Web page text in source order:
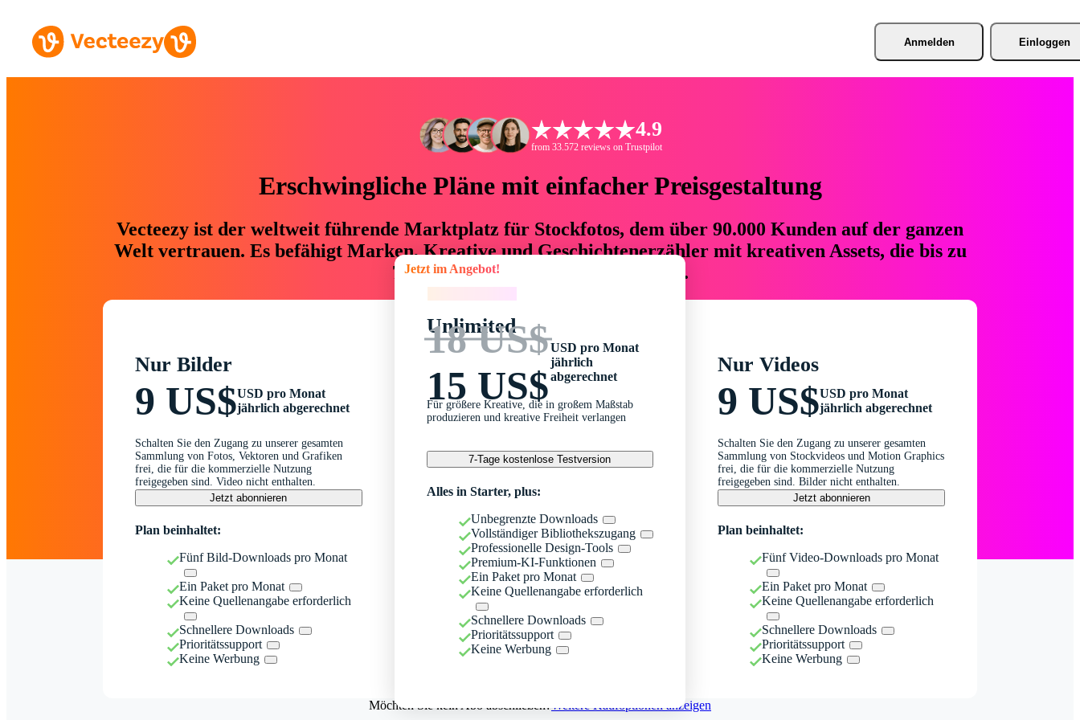
Anmelden Einloggen
4.9
from 33.572 reviews on Trustpilot
Erschwingliche Pläne mit einfacher Preisgestaltung
Vecteezy ist der weltweit führende Marktplatz für Stockfotos, dem über 90.000 Kunden auf der ganzen
Welt vertrauen. Es befähigt Marken, Kreative und Geschichtenerzähler mit kreativen Assets, die bis zu
76 % an Zeit und Budget einsparen.
Nur Bilder
9 US$USD pro Monat
jährlich abgerechnet
Schalten Sie den Zugang zu unserer gesamten
Sammlung von Fotos, Vektoren und Grafiken
frei, die für die kommerzielle Nutzung
freigegeben sind. Video nicht enthalten.
Jetzt abonnieren
Plan beinhaltet:
Fünf Bild-Downloads pro Monat
Ein Paket pro Monat
Keine Quellenangabe erforderlich
Schnellere Downloads
Prioritätssupport
Keine Werbung
Jetzt im Angebot!
Unlimited
18 US$
15 US$
USD pro Monat
jährlich
abgerechnet
Für größere Kreative, die in großem Maßstab
produzieren und kreative Freiheit verlangen
7-Tage kostenlose Testversion
Alles in Starter, plus:
Unbegrenzte Downloads
Vollständiger Bibliothekszugang
Professionelle Design-Tools
Premium-KI-Funktionen
Ein Paket pro Monat
Keine Quellenangabe erforderlich
Schnellere Downloads
Prioritätssupport
Keine Werbung
Nur Videos
9 US$USD pro Monat
jährlich abgerechnet
Schalten Sie den Zugang zu unserer gesamten
Sammlung von Stockvideos und Motion Graphics
frei, die für die kommerzielle Nutzung
freigegeben sind. Bilder nicht enthalten.
Jetzt abonnieren
Plan beinhaltet:
Fünf Video-Downloads pro Monat
Ein Paket pro Monat
Keine Quellenangabe erforderlich
Schnellere Downloads
Prioritätssupport
Keine Werbung
Möchten Sie kein Abo abschließen?Weitere Kaufoptionen anzeigen